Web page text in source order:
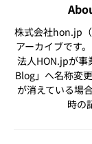
株式会社hon.jp
アーカイブです
法人HON.jpが事
Blog」へ名称変
が消えている場合
時の